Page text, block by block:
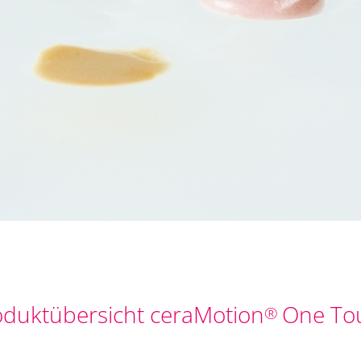
ceraMotion® One